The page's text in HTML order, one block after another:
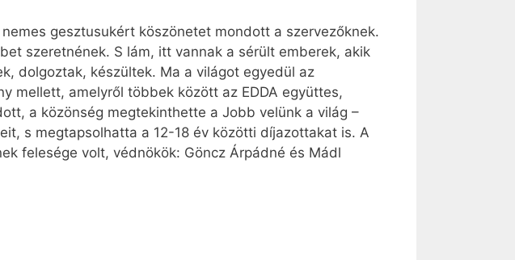
gesztusukért köszönetet mondott a szervezőknek.
szeretnének. S lám, itt vannak a sérült emberek, akik
dolgoztak, készültek. Ma a világot egyedül az
mellett, amelyről többek között az EDDA együttes,
a közönség megtekinthette a Jobb velünk a világ –
s megtapsolhatta a 12-18 év közötti díjazottakat is. A
felesége volt, védnökök: Göncz Árpádné és Mádl